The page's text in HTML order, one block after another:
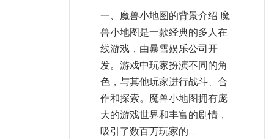
一、魔兽小地图的背景介绍 魔
兽小地图是一款经典的多人在
线游戏，由暴雪娱乐公司开
发。游戏中玩家扮演不同的角
色，与其他玩家进行战斗、合
作和探索。魔兽小地图拥有庞
大的游戏世界和丰富的剧情，
吸引了数百万玩家的...